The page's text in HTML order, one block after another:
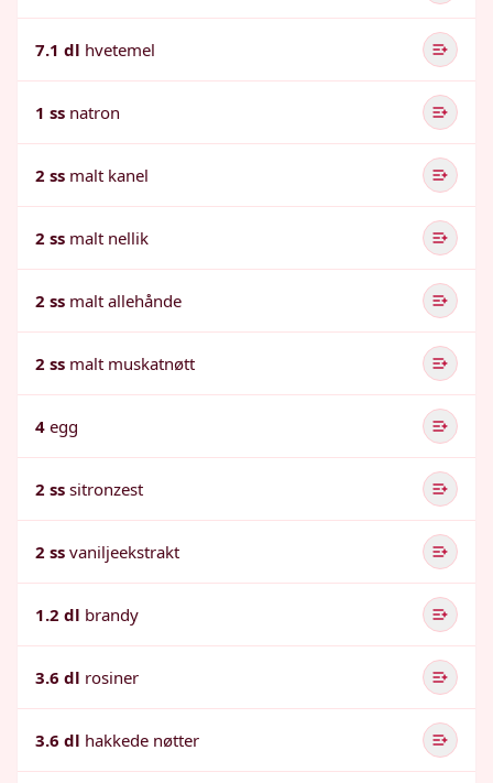
7.1 dl hvetemel
1 ss natron
2 ss malt kanel
2 ss malt nellik
2 ss malt allehånde
2 ss malt muskatnøtt
4 egg
2 ss sitronzest
2 ss vaniljeekstrakt
1.2 dl brandy
3.6 dl rosiner
3.6 dl hakkede nøtter